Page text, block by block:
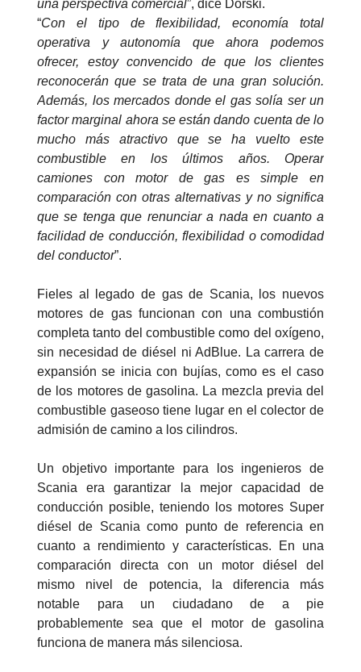
una perspectiva comercial”, dice Dorski.
“Con el tipo de flexibilidad, economía total
operativa y autonomía que ahora podemos
ofrecer, estoy convencido de que los clientes
reconocerán que se trata de una gran solución.
Además, los mercados donde el gas solía ser un
factor marginal ahora se están dando cuenta de lo
mucho más atractivo que se ha vuelto este
combustible en los últimos años. Operar
camiones con motor de gas es simple en
comparación con otras alternativas y no significa
que se tenga que renunciar a nada en cuanto a
facilidad de conducción, flexibilidad o comodidad
del conductor”.
Fieles al legado de gas de Scania, los nuevos
motores de gas funcionan con una combustión
completa tanto del combustible como del oxígeno,
sin necesidad de diésel ni AdBlue. La carrera de
expansión se inicia con bujías, como es el caso
de los motores de gasolina. La mezcla previa del
combustible gaseoso tiene lugar en el colector de
admisión de camino a los cilindros.
Un objetivo importante para los ingenieros de
Scania era garantizar la mejor capacidad de
conducción posible, teniendo los motores Super
diésel de Scania como punto de referencia en
cuanto a rendimiento y características. En una
comparación directa con un motor diésel del
mismo nivel de potencia, la diferencia más
notable para un ciudadano de a pie
probablemente sea que el motor de gasolina
funciona de manera más silenciosa.